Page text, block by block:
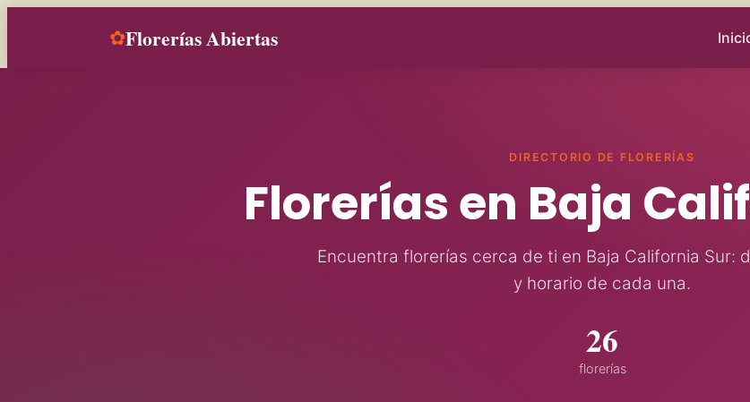
✿Florerías Abiertas
DIRECTORIO DE FLORERÍAS
Florerías en Baja
Encuentra florerías cerca de ti en Baja California Sur:
y horario de cada una.
26
florerías